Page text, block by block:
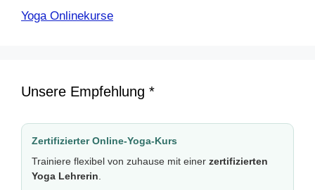
Yoga Onlinekurse
Unsere Empfehlung *
Zertifizierter Online-Yoga-Kurs
Trainiere flexibel von zuhause mit einer zertifizierten
Yoga Lehrerin